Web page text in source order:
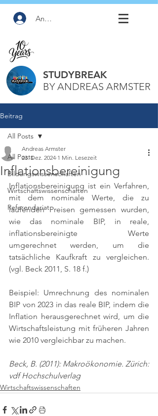
Anmelden
STUDYBREAK
BY ANDREAS ARMSTER
Beitrag
All Posts
Bildungswissenschaften
Wirtschaftswissenschaften
Referendariat
All Posts
Inflationsbereinigung
Andreas Armster
23. Dez. 2024 1 Min. Lesezeit
Inflationsbereinigung ist ein Verfahren,
mit dem nominale Werte, die zu
laufenden Preisen gemessen wurden,
wie das nominale BIP, in reale,
inflationsbereinigte Werte
umgerechnet werden, um die
(vgl. Beck 2011, S. 18 f.)
Beispiel: Umrechnung des nominalen
BIP von 2023 in das reale BIP, indem die
Inflation herausgerechnet wird, um die
Wirtschaftsleistung mit früheren Jahren
wie 2010 vergleichbar zu machen.
Beck, B. (2011): Makroökonomie. Zürich:
vdf Hochschulverlag
Wirtschaftswissenschaften